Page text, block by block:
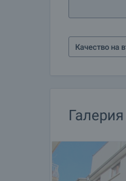
Качество на
Галерия